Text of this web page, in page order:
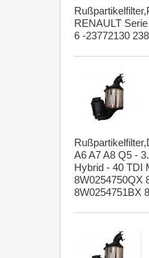
RENAULT
6 -23772130
A6 A7 A8 Q5 -
Hybrid - 40 TDI
8W0254750QX
8W0254751BX